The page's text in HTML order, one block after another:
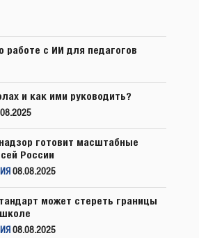
с ИИ для педагогов
и как ими руководить?
готовит масштабные
России
08.08.2025
может стереть границы
08.08.2025